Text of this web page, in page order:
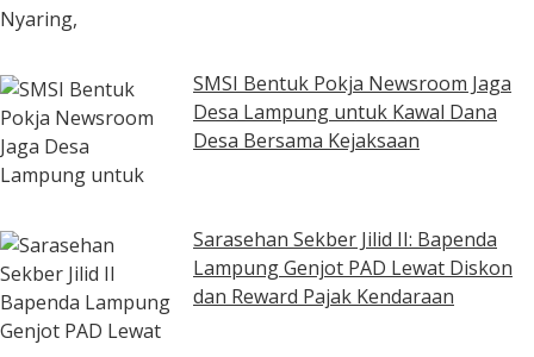
SMSI Bentuk Pokja Newsroom Jaga
Desa Lampung untuk Kawal Dana
Desa Bersama Kejaksaan
Sarasehan Sekber Jilid II: Bapenda
Lampung Genjot PAD Lewat Diskon
dan Reward Pajak Kendaraan